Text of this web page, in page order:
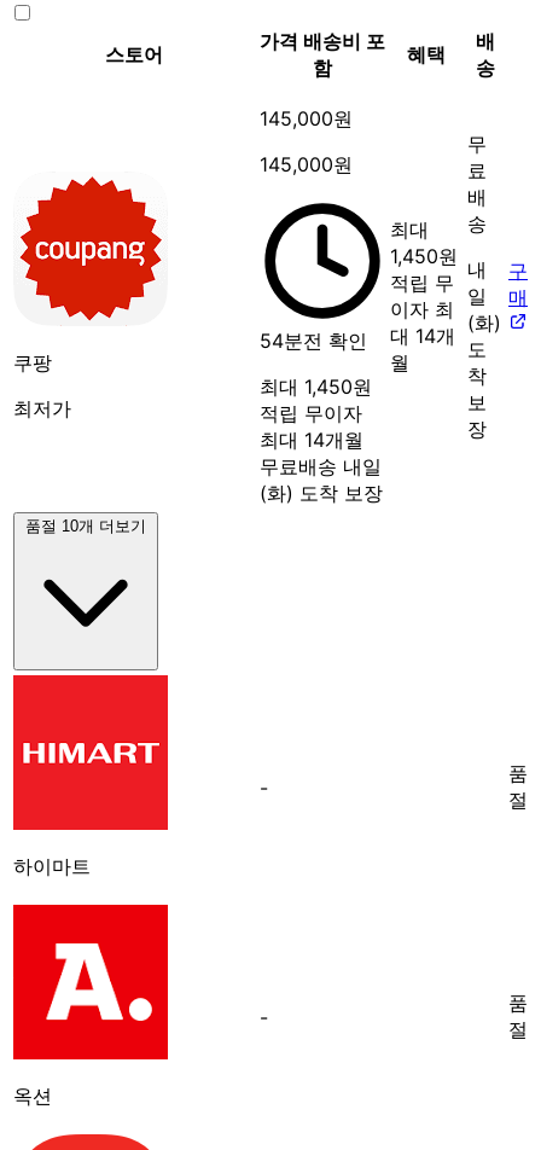
스토어
가격 배송비 포
함
혜택
배
송
쿠팡
최저가
145,000원
145,000원
54분전 확인
최대 1,450원
적립 무이자
최대 14개월
무료배송 내일
(화) 도착 보장
최대
1,450원
적립 무
이자 최
대 14개
월
무
료
배
송
내
일
(화)
도
착
보
장
구
매
품절 10개 더보기
하이마트
-
품
절
옥션
-
품
절